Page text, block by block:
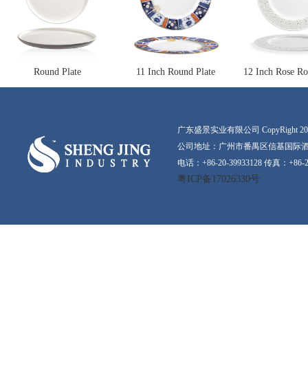
Round Plate 11 Inch Round Plate 12 Inch Rose
广东盛景实业有限公司 CopyRight
公司地址：广州市番禺区信基国际
电话：+86-20-39933128 传真：
粤ICP备17026330号